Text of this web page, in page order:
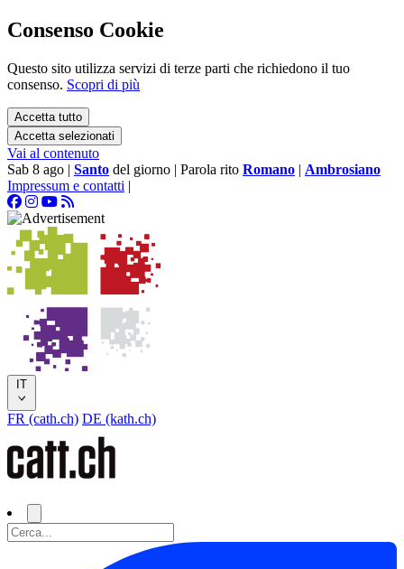
Consenso Cookie
Questo sito utilizza servizi di terze parti che richiedono il tuo
consenso. Scopri di più
Accetta tutto
Accetta selezionati
Vai al contenuto
Sab 8 ago | Santo del giorno | Parola rito Romano | Ambrosiano
Impressum e contatti |
IT
FR (cath.ch) DE (kath.ch)